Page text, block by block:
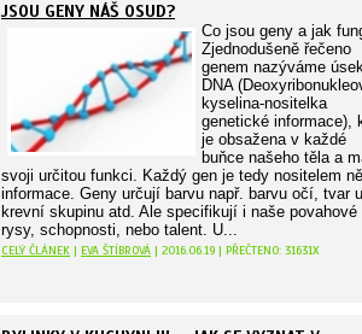
JSOU GENY NÁŠ OSUD?
Co jsou geny a jak
Zjednodušeně řečeno
genem nazýváme
DNA
kyselina-nositelka
genetické informace),
je obsažena v každé
buňce našeho těla a
svoji určitou funkci. Každý gen je tedy nositelem
informace. Geny určují barvu např. barvu očí, tvar
krevní skupinu atd. Ale specifikují i naše povahové
rysy, schopnosti, nebo talent. U...
CELÝ ČLÁNEK | EVA ŠTÍBROVÁ | 2016.06.19 | PŘEČTENO: 31631X